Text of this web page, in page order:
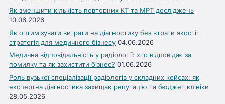
Як зменшити кількість повторних КТ та МРТ досліджень
10.06.2026
Як оптимізувати витрати на діагностику без втрати якості:
стратегія для медичного бізнесу 04.06.2026
Медична відповідальність у радіології: хто відповідає за
помилку та як захистити бізнес? 01.06.2026
Роль вузької спеціалізації радіологів у складних кейсах: як
експертна діагностика захищає репутацію та бюджет клініки
28.05.2026